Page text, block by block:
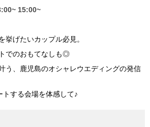
15:00~
挙げたいカップル必見。
でのおもてなしも◎
う、鹿児島のオシャレウエディングの発信
する会場を体感して♪